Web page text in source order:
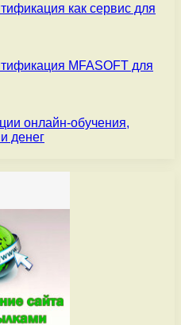
как сервис для
MFASOFT для
онлайн-обучения,
денег